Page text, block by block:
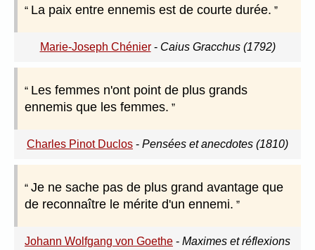
La paix entre ennemis est de courte durée.
Marie-Joseph Chénier- Caius Gracchus (1792)
Les femmes n'ont point de plus grands
ennemis que les femmes.
Charles Pinot Duclos - Pensées et anecdotes (1810)
Je ne sache pas de plus grand avantage que
de reconnaître le mérite d'un ennemi.
Johann Wolfgang von Goethe - Maximes et réflexions